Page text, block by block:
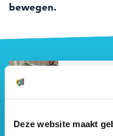
Deze website maakt
bewegen.